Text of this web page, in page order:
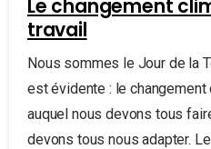
Le changement
travail
Nous sommes le Jour de la
est évidente : le
auquel nous devons tous
devons tous nous adapter.